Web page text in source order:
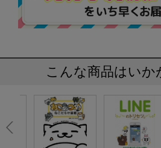
こんな商品はいか